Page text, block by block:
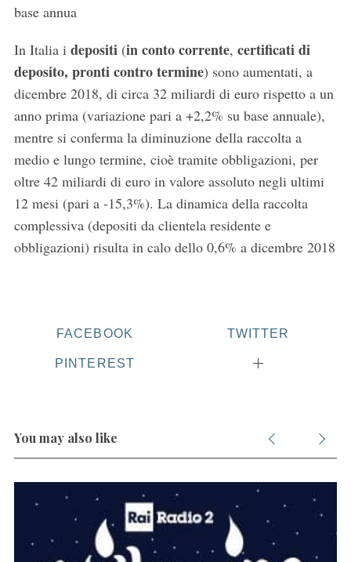
base annua
In Italia i depositi(in conto corrente, certificati di
deposito, pronti contro termine) sono aumentati, a
dicembre 2018, di circa 32 miliardi di euro rispetto a un
anno prima (variazione pari a +2,2% su base annuale),
mentre si conferma la diminuzione della raccolta a
medio e lungo termine, cioè tramite obbligazioni, per
oltre 42 miliardi di euro in valore assoluto negli ultimi
12 mesi (pari a -15,3%). La dinamica della raccolta
complessiva (depositi da clientela residente e
obbligazioni) risulta in calo dello 0,6% a dicembre 2018
FACEBOOK TWITTER
PINTEREST
You may also like